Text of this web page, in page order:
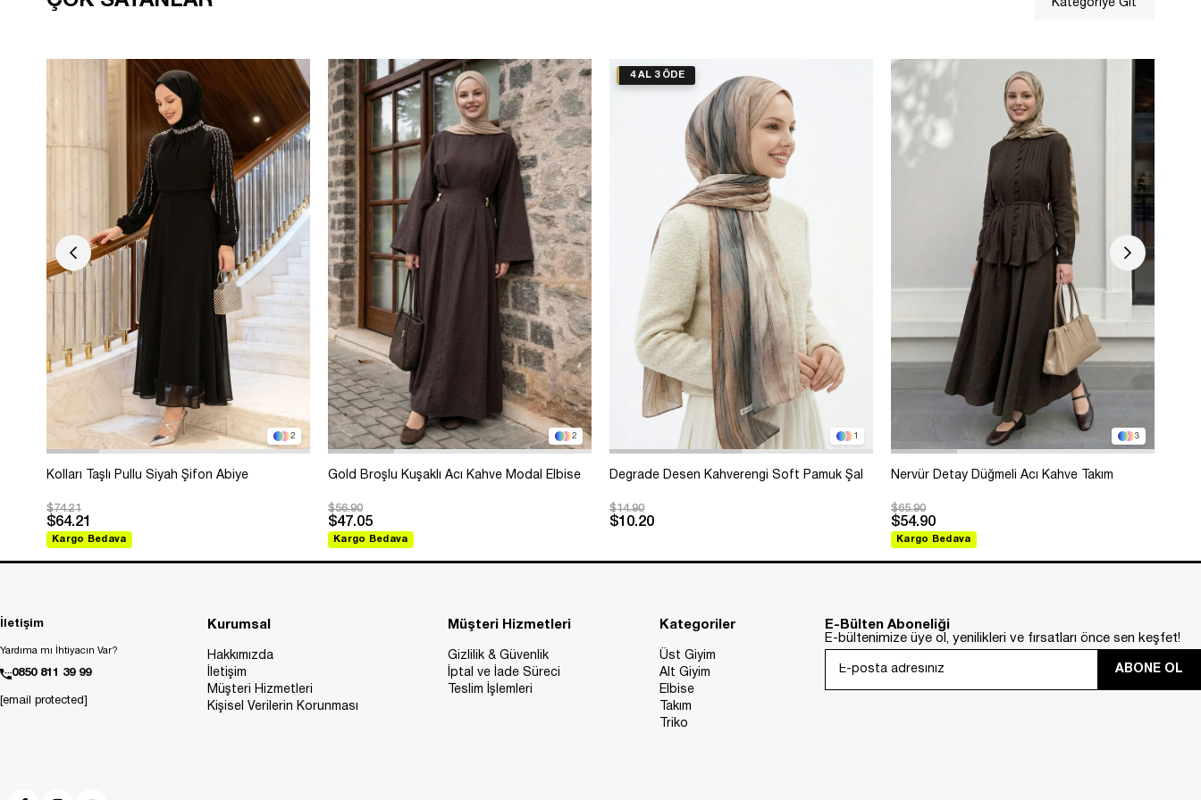
2
Kolları Taşlı Pullu Siyah Şifon Abiye
$74.21
$64.21
Kargo Bedava
2
Gold Broşlu Kuşaklı Acı Kahve Modal Elbise
$56.90
$47.05
Kargo Bedava
1
Degrade Desen Kahverengi Soft Pamuk Şal
$14.90
$10.20
4 AL 3 ÖDE
3
Nervür Detay Düğmeli Acı Kahve Takım
$65.90
$54.90
Kargo Bedava
Kategoriye Git
İletişim
Yardıma mı İhtiyacın Var?
0850 811 39 99
[email protected]
Kurumsal
Hakkımızda
İletişim
Müşteri Hizmetleri
Kişisel Verilerin Korunması
Müşteri Hizmetleri
Gizlilik & Güvenlik
İptal ve İade Süreci
Teslim İşlemleri
Kategoriler
Üst Giyim
Alt Giyim
Elbise
Takım
Triko
E-Bülten Aboneliği
E-bültenimize üye ol, yenilikleri ve fırsatları önce sen keşfet!
ABONE OL